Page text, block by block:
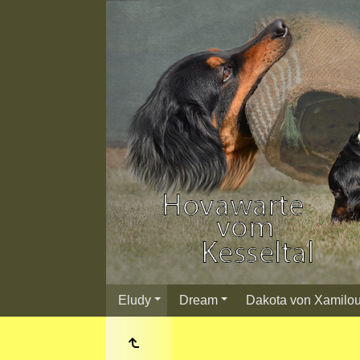
Eludy Dream Dakota von